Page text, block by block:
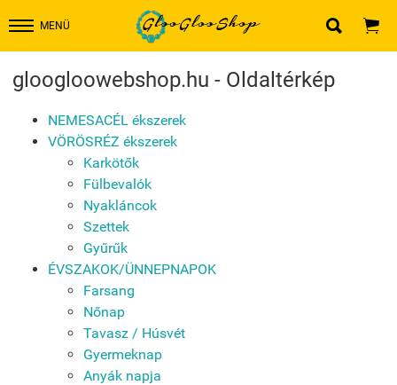
MENÜ  
gloogloowebshop.hu - Oldaltérkép
NEMESACÉL ékszerek
VÖRÖSRÉZ ékszerek
Karkötők
Fülbevalók
Nyakláncok
Szettek
Gyűrűk
ÉVSZAKOK/ÜNNEPNAPOK
Farsang
Nőnap
Tavasz / Húsvét
Gyermeknap
Anyák napja